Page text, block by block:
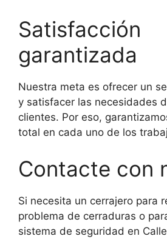
Satisfacción
garantizada
Nuestra meta es ofrecer un
y satisfacer las necesidades
clientes. Por eso,
total en cada uno de los
Contacte con
Si necesita un cerrajero para
problema de cerraduras o
sistema de seguridad en